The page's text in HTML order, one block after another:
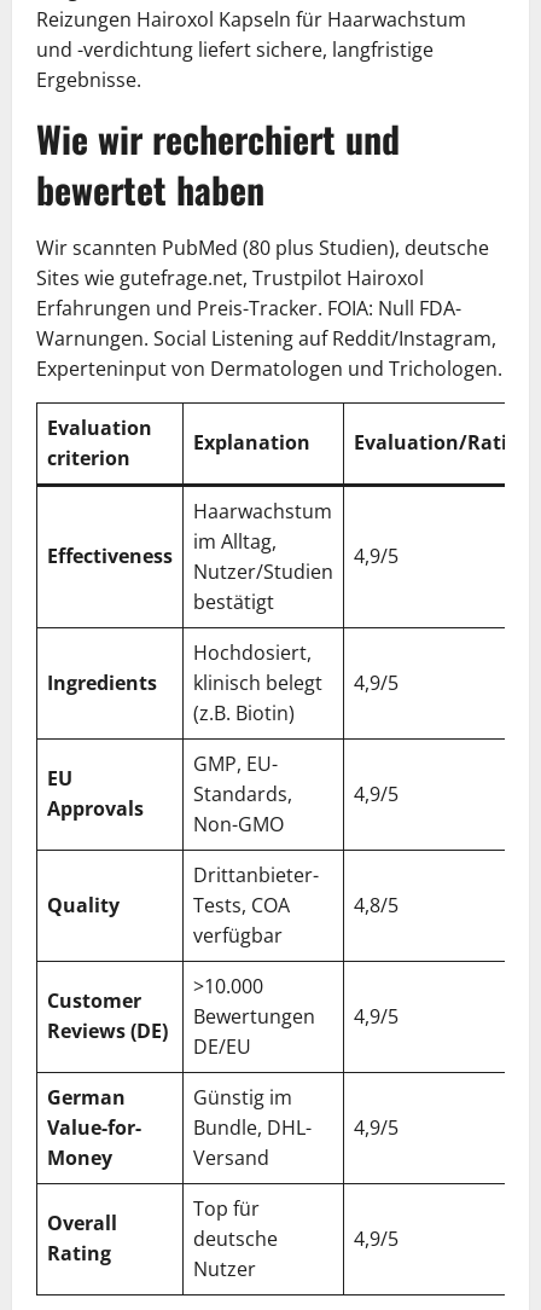
Reizungen Hairoxol Kapseln für Haarwachstum
und -verdichtung liefert sichere, langfristige
Ergebnisse.
Wie wir recherchiert und
bewertet haben
Wir scannten PubMed (80 plus Studien), deutsche
Sites wie gutefrage.net, Trustpilot Hairoxol
Erfahrungen und Preis-Tracker. FOIA: Null FDA-
Warnungen. Social Listening auf Reddit/Instagram,
Experteninput von Dermatologen und Trichologen.
Evaluation
criterion
Explanation Evaluation/Rating
Effectiveness
Haarwachstum
im Alltag,
Nutzer/Studien
bestätigt
4,9/5
Ingredients
Hochdosiert,
klinisch belegt
(z.B. Biotin)
4,9/5
EU
Approvals
GMP, EU-
Standards,
Non-GMO
4,9/5
Quality
Drittanbieter-
Tests, COA
verfügbar
4,8/5
Customer
Reviews (DE)
>10.000
Bewertungen
DE/EU
4,9/5
German
Value-for-
Money
Günstig im
Bundle, DHL-
Versand
4,9/5
Overall
Rating
Top für
deutsche
Nutzer
4,9/5